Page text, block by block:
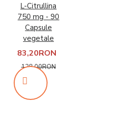
L-Citrullina
750 mg - 90
Capsule
vegetale
83,20RON
128,00RON